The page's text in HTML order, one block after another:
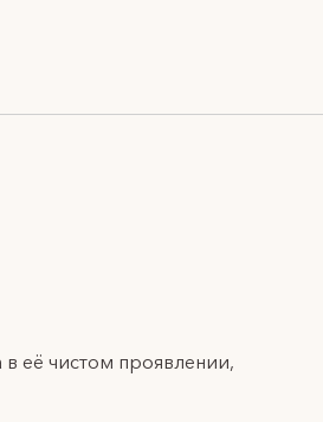
её чистом проявлении,